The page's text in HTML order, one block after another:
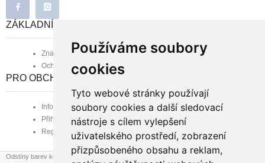
Používáme soubory
cookies
Tyto webové stránky používají
soubory cookies a další sledovací
nástroje s cílem vylepšení
uživatelského prostředí, zobrazení
přizpůsobeného obsahu a reklam,
ZÁKLADNÍ INFORMACE
Značka B-line
Ochrana osobních údajů
PRO OBCHODNÍ PARTNERY
Informace pro obchodní partnery
Přihlášení zaregistrovaného
Registrace nového partnera
Odstíny barev koberců se mohou při zobrazení na různých monitorech mírně lišit od